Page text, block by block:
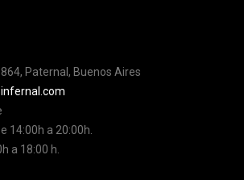
Paternal, Buenos Aires
14:00h a 20:00h.
a 18:00 h.